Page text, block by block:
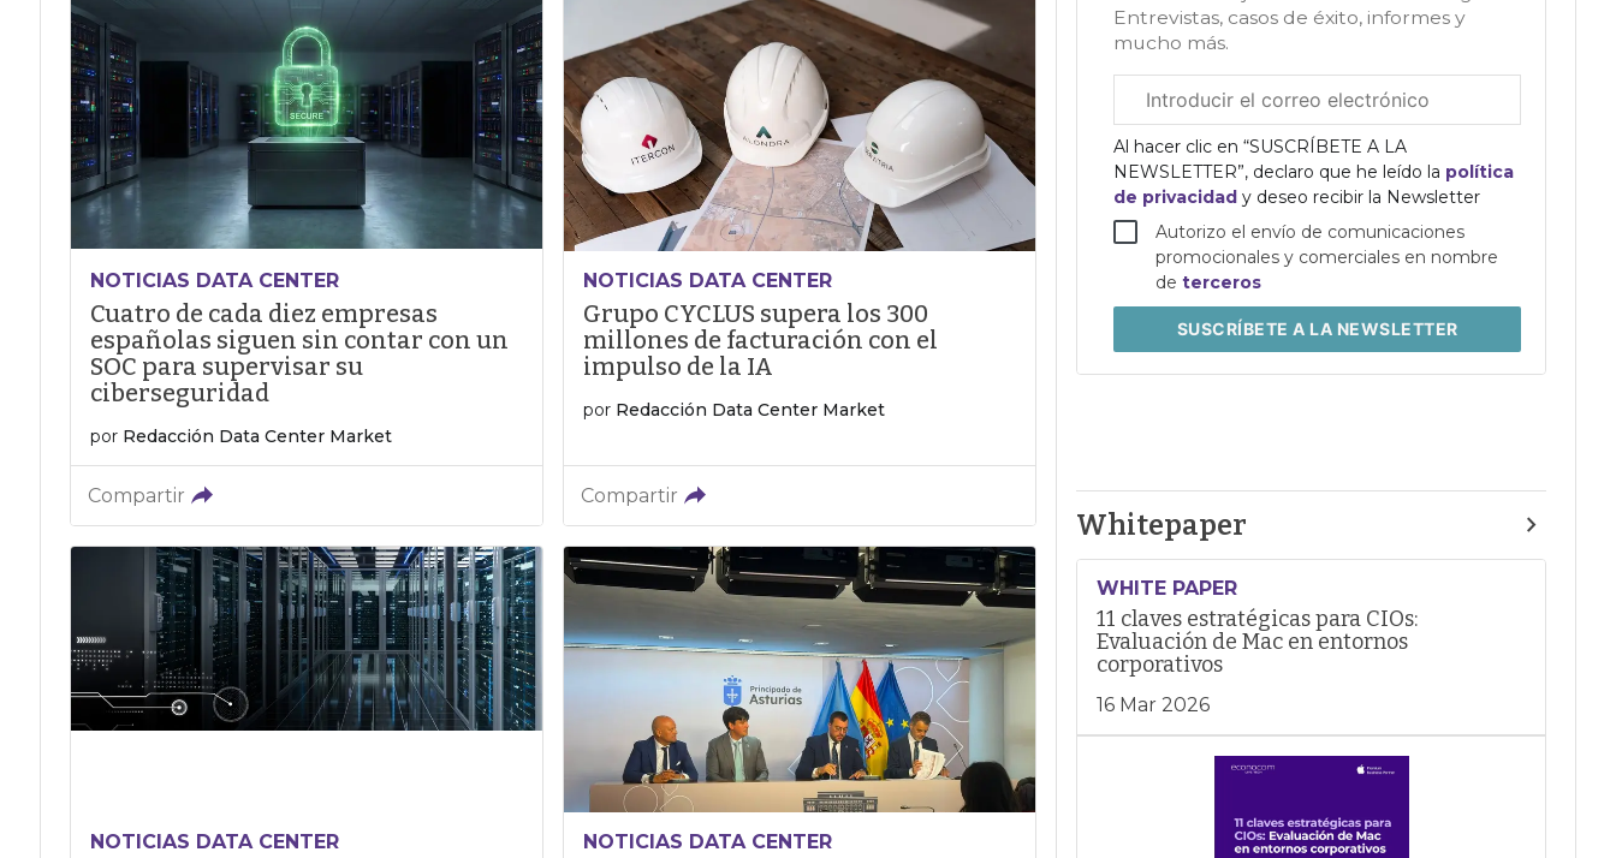
NOTICIAS DATA CENTER
Cuatro de cada diez empresas
españolas siguen sin contar con un
SOC para supervisar su
ciberseguridad
por Redacción Data Center Market
Compartir
NOTICIAS DATA CENTER
Grupo CYCLUS supera los 300
millones de facturación con el
impulso de la IA
por Redacción Data Center Market
Compartir
NOTICIAS DATA CENTER NOTICIAS DATA CENTER
Entrevistas, casos de éxito, informes y
mucho más.
electrónico
corporativo
Al hacer clic en “SUSCRÍBETE A LA
NEWSLETTER”, declaro que he leído la política
de privacidady deseo recibir la Newsletter
Autorizo el envío de comunicaciones
promocionales y comerciales en nombre
deterceros
SUSCRÍBETEA LA NEWSLETTER
Whitepaper
WHITE PAPER
11 claves estratégicas para CIOs:
Evaluación de Mac en entornos
corporativos
16 Mar 2026